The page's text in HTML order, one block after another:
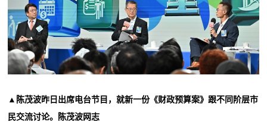
▲陈茂波昨日出席电台节目，就新一份《财政预算案》跟不同阶层市
民交流讨论。陈茂波网志